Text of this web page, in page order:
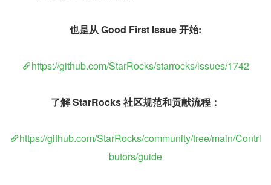
也是从 Good First Issue 开始:
https://github.com/StarRocks/starrocks/issues/1742
了解 StarRocks 社区规范和贡献流程：
https://github.com/StarRocks/community/tree/main/Contri
butors/guide